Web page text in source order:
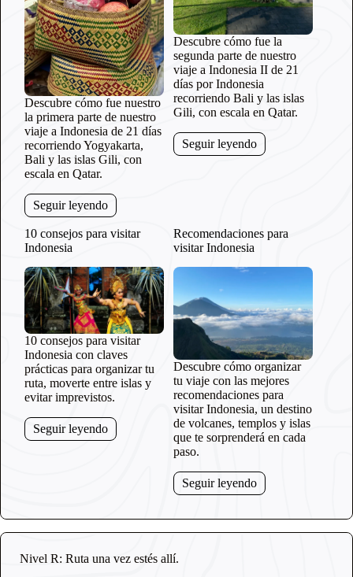
Descubre cómo fue nuestro
la primera parte de nuestro
viaje a Indonesia de 21 días
recorriendo Yogyakarta,
Bali y las islas Gili, con
escala en Qatar.
Seguir leyendo
Descubre cómo fue la
segunda parte de nuestro
viaje a Indonesia II de 21
días por Indonesia
recorriendo Bali y las islas
Gili, con escala en Qatar.
Seguir leyendo
10 consejos para visitar
Indonesia
10 consejos para visitar
Indonesia con claves
prácticas para organizar tu
ruta, moverte entre islas y
evitar imprevistos.
Seguir leyendo
Recomendaciones para
visitar Indonesia
Descubre cómo organizar
tu viaje con las mejores
recomendaciones para
visitar Indonesia, un destino
de volcanes, templos y islas
que te sorprenderá en cada
paso.
Seguir leyendo
Nivel R: Ruta una vez estés allí.